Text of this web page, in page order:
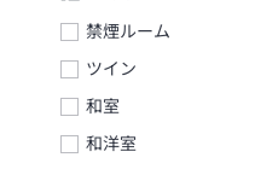
禁煙ルーム
ツイン
和室
和洋室